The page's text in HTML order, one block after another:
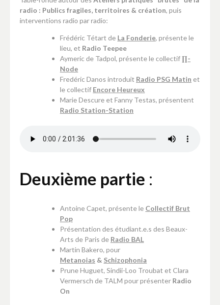
radio : Publics fragiles, territoires & création, puis
interventions radio par radio:
Frédéric Tétart de La Fonderie, présente le
lieu, et Radio Teepee
Aymeric de Tadpol, présente le collectif∏-
Node
Fredéric Danos introduit Radio PSG Matin et
le collectif Encore Heureux
Marie Descure et Fanny Testas, présentent
Radio Station-Station
Deuxième partie :
Antoine Capet, présente le Collectif Brut
Pop
Présentation des étudiant.e.s des Beaux-
Arts de Paris de Radio BAL
Martin Bakero, pour
Metanoias & Schizophonia
Prune Huguet, Sindii-Loo Troubat et Clara
Vermersch de TALM pour présenter Radio
On